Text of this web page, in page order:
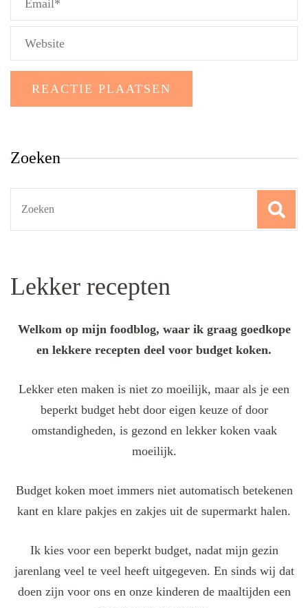
Zoeken
Lekker recepten
Welkom op mijn foodblog, waar ik graag goedkope
en lekkere recepten deel voor budget koken.
Lekker eten maken is niet zo moeilijk, maar als je een
beperkt budget hebt door eigen keuze of door
omstandigheden, is gezond en lekker koken vaak
moeilijk.
Budget koken moet immers niet automatisch betekenen
kant en klare pakjes en zakjes uit de supermarkt halen.
Ik kies voor een beperkt budget, nadat mijn gezin
jarenlang veel te veel heeft uitgegeven. En sinds wij dat
doen zijn voor ons en onze kinderen de maaltijden een